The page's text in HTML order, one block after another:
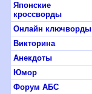
Японские
кроссворды
Онлайн ключворды
Викторина
Анекдоты
Юмор
Форум АБС